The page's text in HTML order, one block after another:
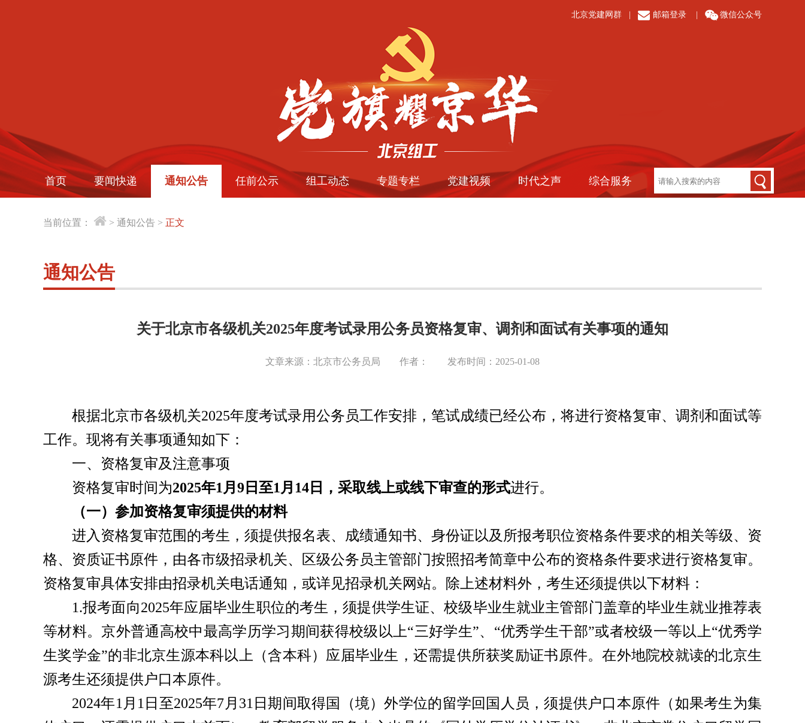
北京党建网群 邮箱登录 微信公众号
首页 要闻快递 通知公告 任前公示 组工动态 专题专栏 党建视频 时代之声 综合服务
当前位置： > 通知公告 > 正文
通知公告
关于北京市各级机关2025年度考试录用公务员资格复审、调剂和面试有关事项的通知
文章来源：北京市公务员局 作者： 发布时间：2025-01-08
根据北京市各级机关2025年度考试录用公务员工作安排，笔试成绩已经公布，将进行资格复审、调剂和面试等
工作。现将有关事项通知如下：
一、资格复审及注意事项
资格复审时间为2025年1月9日至1月14日，采取线上或线下审查的形式进行。
（一）参加资格复审须提供的材料
进入资格复审范围的考生，须提供报名表、成绩通知书、身份证以及所报考职位资格条件要求的相关等级、资
格、资质证书原件，由各市级招录机关、区级公务员主管部门按照招考简章中公布的资格条件要求进行资格复审。
资格复审具体安排由招录机关电话通知，或详见招录机关网站。除上述材料外，考生还须提供以下材料：
1.报考面向2025年应届毕业生职位的考生，须提供学生证、校级毕业生就业主管部门盖章的毕业生就业推荐表
等材料。京外普通高校中最高学历学习期间获得校级以上“三好学生”、“优秀学生干部”或者校级一等以上“优秀学
生奖学金”的非北京生源本科以上（含本科）应届毕业生，还需提供所获奖励证书原件。在外地院校就读的北京生
源考生还须提供户口本原件。
2024年1月1日至2025年7月31日期间取得国（境）外学位的留学回国人员，须提供户口本原件（如果考生为集